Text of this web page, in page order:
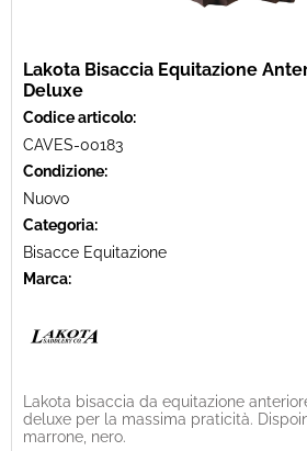
Lakota Bisaccia Equitazione
Deluxe
Codice articolo:
CAVES-00183
Condizione:
Nuovo
Categoria:
Bisacce Equitazione
Marca:
Lakota bisaccia da equitazione
deluxe per la massima praticità.
marrone, nero.